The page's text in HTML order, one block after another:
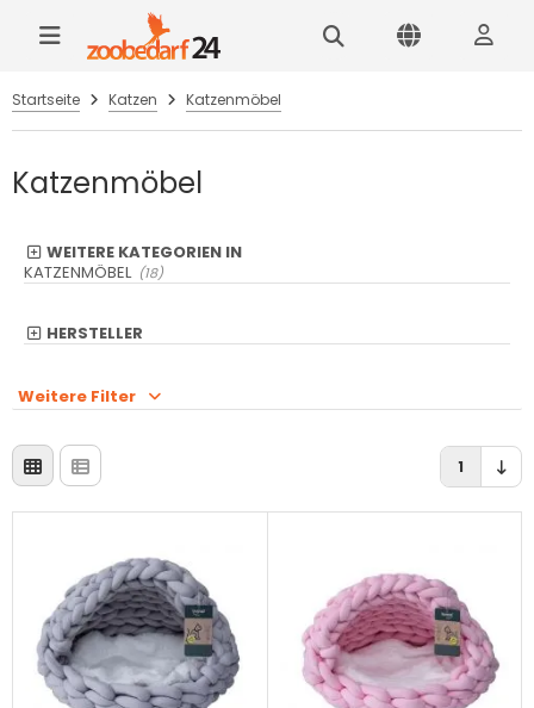
Startseite Katzen Katzenmöbel
Katzenmöbel
WEITERE KATEGORIEN IN
KATZENMÖBEL (18)
HERSTELLER
Weitere Filter
1